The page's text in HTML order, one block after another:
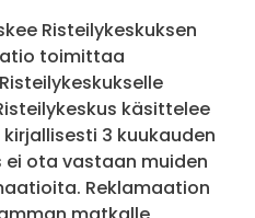
Risteilykeskuksen
toimittaa
käsittelee
3 kuukauden
ei ota vastaan muiden
Reklamaation